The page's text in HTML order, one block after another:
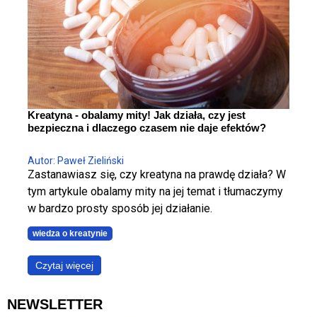
w kontrolowany sposób.
Kreatyna - obalamy mity! Jak działa, czy jest
bezpieczna i dlaczego czasem nie daje efektów?
Autor: Paweł Zieliński
Zastanawiasz się, czy kreatyna na prawdę działa? W
tym artykule obalamy mity na jej temat i tłumaczymy
w bardzo prosty sposób jej działanie.
wiedza o kreatynie
Czytaj więcej
NEWSLETTER